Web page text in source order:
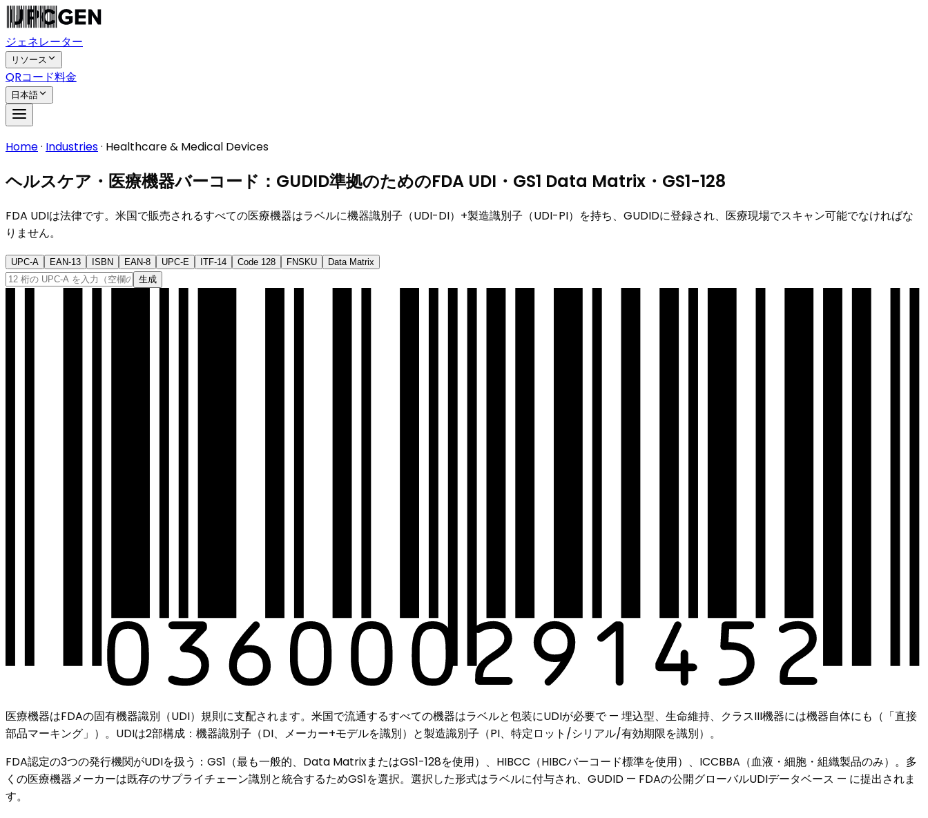
ジェネレーター
リソース
QRコード料金
日本語
Home· Industries· Healthcare & Medical Devices
ヘルスケア・医療機器バーコード：GUDID準拠のためのFDA UDI・GS1 Data Matrix・GS1-128
FDA UDIは法律です。米国で販売されるすべての医療機器はラベルに機器識別子（UDI-DI）+製造識別子（UDI-PI）を持ち、GUDIDに登録され、医療現場でスキャン可能でなければな
りません。
UPC-A EAN-13 ISBN EAN-8 UPC-E ITF-14 Code 128 FNSKU
Data Matrix
生成
医療機器はFDAの固有機器識別（UDI）規則に支配されます。米国で流通するすべての機器はラベルと包装にUDIが必要で — 埋込型、生命維持、クラスIII機器には機器自体にも（「直接
部品マーキング」）。UDIは2部構成：機器識別子（DI、メーカー+モデルを識別）と製造識別子（PI、特定ロット/シリアル/有効期限を識別）。
FDA認定の3つの発行機関がUDIを扱う：GS1（最も一般的、Data MatrixまたはGS1-128を使用）、HIBCC（HIBCバーコード標準を使用）、ICCBBA（血液・細胞・組織製品のみ）。多
くの医療機器メーカーは既存のサプライチェーン識別と統合するためGS1を選択。選択した形式はラベルに付与され、GUDID — FDAの公開グローバルUDIデータベース — に提出されま
す。